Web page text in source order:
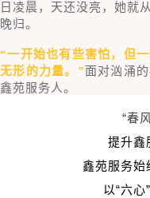
日凌晨，天还没亮，她就
晚归。
“一开始也有些害怕，但
无形的力量。”面对汹涌
鑫苑服务人。
“春
提升鑫
鑫苑服务始
以“六心